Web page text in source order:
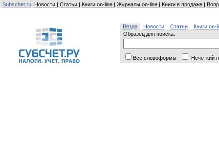
Subschet.ru: Новости | Статьи | Книги on-line | Журналы on-line | Книги в продаже |
Везде Новости Статьи
Книги on-
Образец для поиска:
Все словоформы Нечеткий